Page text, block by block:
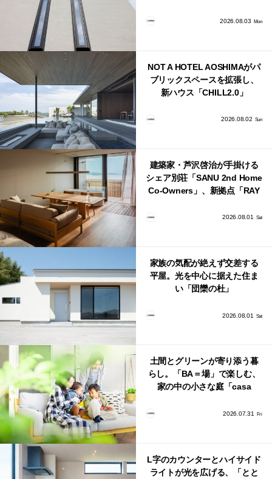
2026.08.03 Mon
NOT A HOTEL AOSHIMAがパ
ブリックスペースを拡張し、
新ハウス「CHILL2.0」
2026.08.02 Sun
建築家・芦沢啓治が手掛ける
シェア別荘「SANU 2nd Home
Co-Owners」、新拠点「RAY
2026.08.01 Sat
家族の気配が絶えず交差する
平屋。光を中心に据えた住ま
い「団欒の杜」
2026.08.01 Sat
土間とグリーンが寄り添う暮
らし。「BA＝場」で楽しむ、
家の中の小さな庭「casa
2026.07.31 Fri
L字のカウンターとハイサイド
ライトが光を広げる、「とと